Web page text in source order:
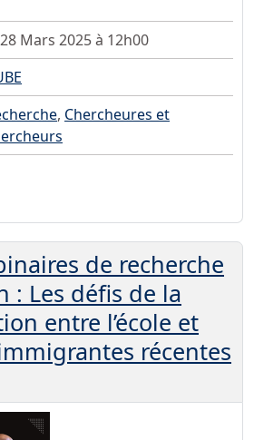
Mars 2025 à 12h00
, Chercheures et
de recherche
: Les défis de la
entre l’école et
récentes